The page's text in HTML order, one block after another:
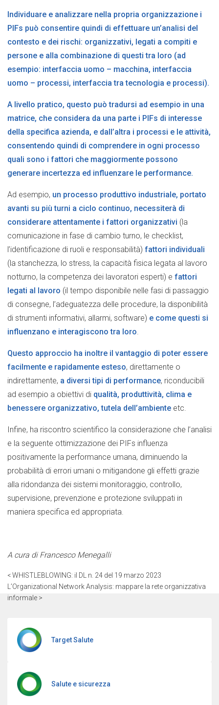
Individuare e analizzare nella propria organizzazione i
PIFs può consentire quindi di effettuare un’analisi del
contesto e dei rischi: organizzativi, legati a compiti e
persone e alla combinazione di questi tra loro (ad
esempio: interfaccia uomo – macchina, interfaccia
uomo – processi, interfaccia tra tecnologia e processi).
A livello pratico, questo può tradursi ad esempio in una
matrice, che considera da una parte i PIFs di interesse
della specifica azienda, e dall’altra i processi e le attività,
consentendo quindi di comprendere in ogni processo
quali sono i fattori che maggiormente possono
generare incertezza ed influenzare le performance.
Ad esempio, un processo produttivo industriale, portato
avanti su più turni a ciclo continuo, necessiterà di
considerare attentamente i fattori organizzativi (la
comunicazione in fase di cambio turno, le checklist,
l’identificazione di ruoli e responsabilità) fattori individuali
(la stanchezza, lo stress, la capacità fisica legata al lavoro
notturno, la competenza dei lavoratori esperti) e fattori
legati al lavoro (il tempo disponibile nelle fasi di passaggio
di consegne, l’adeguatezza delle procedure, la disponibilità
di strumenti informativi, allarmi, software) e come questi si
influenzano e interagiscono tra loro.
Questo approccio ha inoltre il vantaggio di poter essere
facilmente e rapidamente esteso, direttamente o
indirettamente, a diversi tipi di performance, riconducibili
ad esempio a obiettivi di qualità, produttività, clima e
benessere organizzativo, tutela dell’ambiente etc.
Infine, ha riscontro scientifico la considerazione che l’analisi
e la seguente ottimizzazione dei PIFs influenza
positivamente la performance umana, diminuendo la
probabilità di errori umani o mitigandone gli effetti grazie
alla ridondanza dei sistemi monitoraggio, controllo,
supervisione, prevenzione e protezione sviluppati in
maniera specifica ed appropriata.
A cura di Francesco Menegalli
< WHISTLEBLOWING: il DL n. 24 del 19 marzo 2023
L’Organizational Network Analysis: mappare la rete organizzativa
informale >
Target Salute
Salute e sicurezza